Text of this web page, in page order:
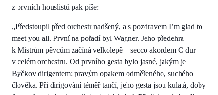
z prvních houslistů pak píše:
„Předstoupil před orchestr nadšený, a s pozdravem I’m glad to
meet you all. První na pořadí byl Wagner. Jeho předehra
k Mistrům pěvcům začíná velkolepě – secco akordem C dur
v celém orchestru. Od prvního gesta bylo jasné, jakým je
Byčkov dirigentem: pravým opakem odměřeného, suchého
člověka. Při dirigování téměř tančí, jeho gesta jsou kulatá, doby